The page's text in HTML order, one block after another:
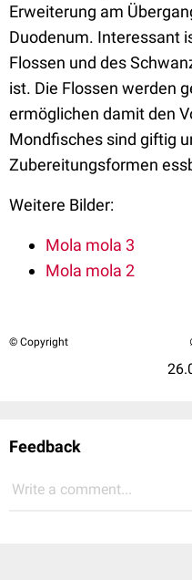
Erweiterung am
Duodenum. Interessant
Flossen und des
ist. Die Flossen werden
ermöglichen damit den
Mondfisches sind giftig
Zubereitungsformen
Weitere Bilder:
Mola mola 3
Mola mola 2
© Copyright
Feedback
Write a comment...